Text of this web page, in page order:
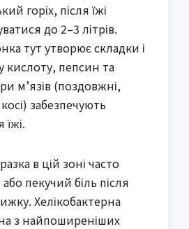
горіх, після їжі
до 2–3 літрів.
тут утворює складки і
кислоту, пепсин та
м’язів (поздовжні,
забезпечують
в цій зоні часто
пекучий біль після
Хелікобактерна
з найпоширеніших